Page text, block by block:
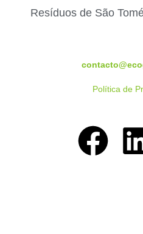
Resíduos de São
Política de